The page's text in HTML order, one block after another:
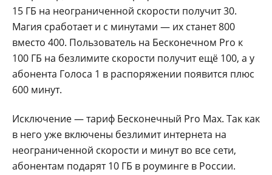
15 ГБ на неограниченной скорости получит 30.
Магия сработает и с минутами — их станет 800
вместо 400. Пользователь на Бесконечном Pro к
100 ГБ на безлимите скорости получит ещё 100, а у
абонента Голоса 1 в распоряжении появится плюс
600 минут.
Исключение — тариф Бесконечный Pro Max. Так как
в него уже включены безлимит интернета на
неограниченной скорости и минут во все сети,
абонентам подарят 10 ГБ в роуминге в России.